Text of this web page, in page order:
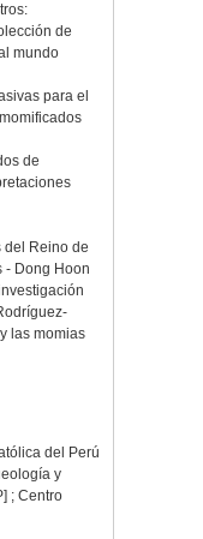
de
mundo
para el
de
del Reino de
- Dong Hoon
las momias
del Perú
y
; Centro